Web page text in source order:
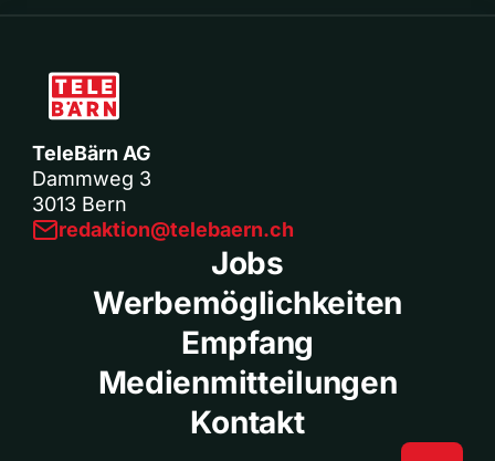
TeleBärn AG
Dammweg 3
3013 Bern
redaktion@telebaern.ch
Jobs
Werbemöglichkeiten
Empfang
Medienmitteilungen
Kontakt